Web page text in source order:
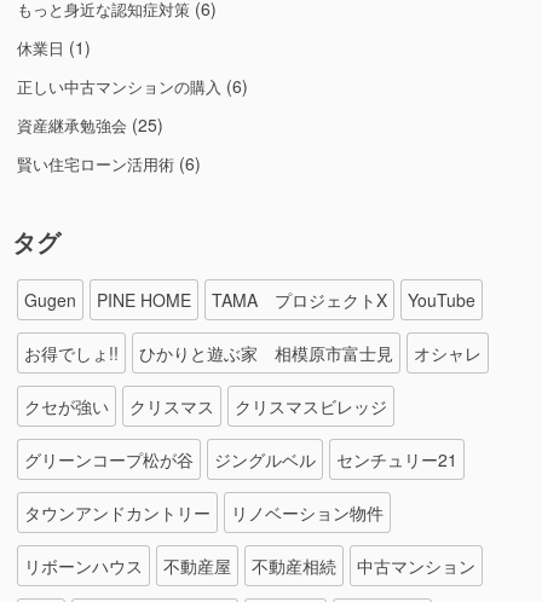
もっと身近な認知症対策 (6)
休業日 (1)
正しい中古マンションの購入 (6)
資産継承勉強会 (25)
賢い住宅ローン活用術 (6)
タグ
Gugen PINE HOME TAMA プロジェクトX YouTube
お得でしょ!! ひかりと遊ぶ家 相模原市富士見 オシャレ
クセが強い クリスマス クリスマスビレッジ
グリーンコープ松が谷 ジングルベル センチュリー21
タウンアンドカントリー リノベーション物件
リボーンハウス 不動産屋 不動産相続 中古マンション